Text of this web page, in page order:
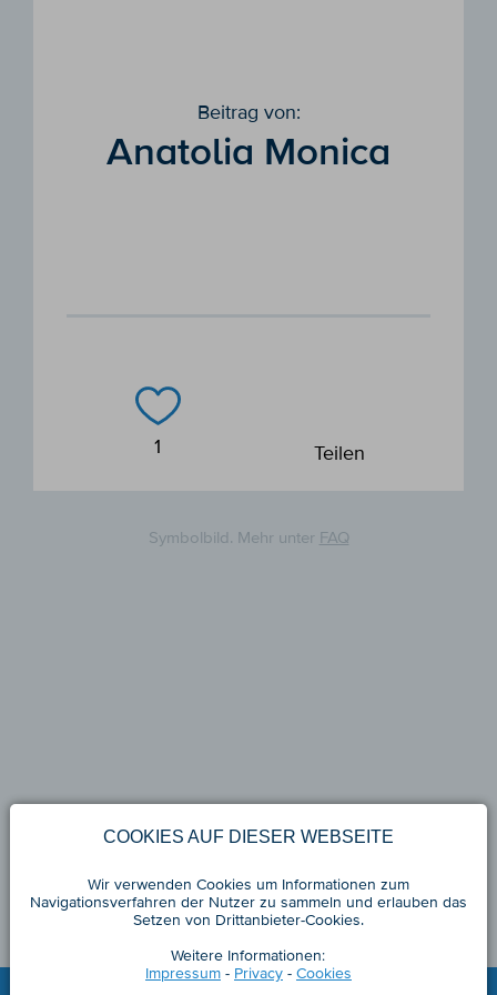
Symbolbild. Mehr unter FAQ
Beitrag von:
Anatolia Monica
1 Teilen
COOKIES AUF DIESER WEBSEITE
Wir verwenden Cookies um Informationen zum
Navigationsverfahren der Nutzer zu sammeln und erlauben das
Setzen von Drittanbieter-Cookies.
Weitere Informationen:
Impressum- Privacy- Cookies